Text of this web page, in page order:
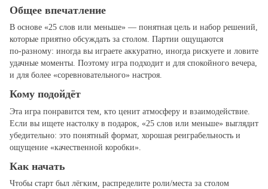
Общее впечатление
В основе «25 слов или меньше» — понятная цель и набор решений,
которые приятно обсуждать за столом. Партии ощущаются
по‑разному: иногда вы играете аккуратно, иногда рискуете и ловите
удачные моменты. Поэтому игра подходит и для спокойного вечера,
и для более «соревновательного» настроя.
Кому подойдёт
Эта игра понравится тем, кто ценит атмосферу и взаимодействие.
Если вы ищете настолку в подарок, «25 слов или меньше» выглядит
убедительно: это понятный формат, хорошая реиграбельность и
ощущение «качественной коробки».
Как начать
Чтобы старт был лёгким, распределите роли/места за столом